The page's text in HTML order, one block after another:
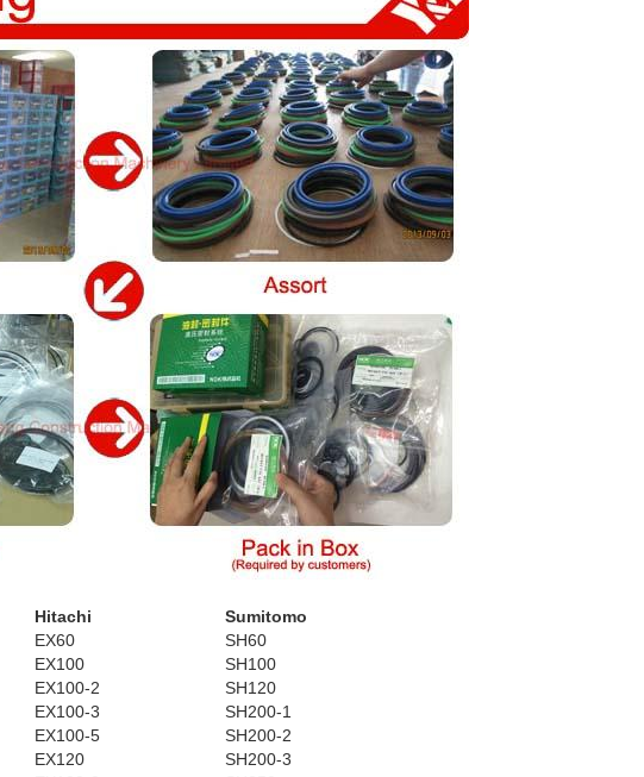
Hitachi
Sumitomo
EX60
SH60
EX100
SH100
EX100-2
SH120
EX100-3
SH200-1
EX100-5
SH200-2
EX120
SH200-3